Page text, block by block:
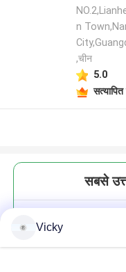
n
,चीन
5.0
सबसे
Vicky